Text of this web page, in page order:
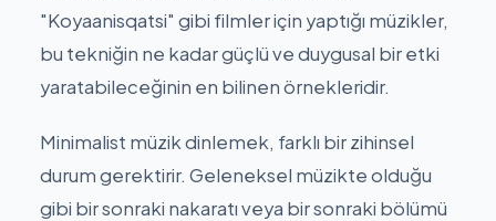
"Koyaanisqatsi" gibi filmler için yaptığı müzikler,
bu tekniğin ne kadar güçlü ve duygusal bir etki
yaratabileceğinin en bilinen örnekleridir.
Minimalist müzik dinlemek, farklı bir zihinsel
durum gerektirir. Geleneksel müzikte olduğu
gibi bir sonraki nakaratı veya bir sonraki bölümü